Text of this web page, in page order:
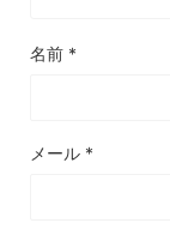
名前 *
メール *